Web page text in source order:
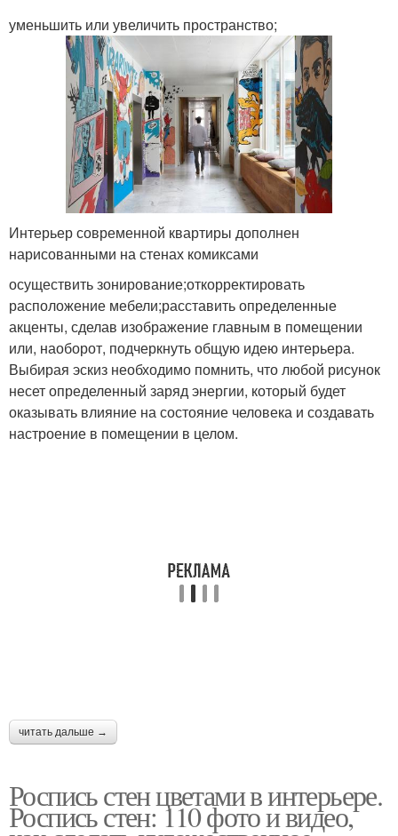
Абстрактные картины
Абстракция в
интерьере
Картины на стене Картины в комнате
Стен с картинами Картины на стенке
Композиции из картин
уменьшить или увеличить пространство;
Интерьер современной квартиры дополнен
нарисованными на стенах комиксами
осуществить зонирование;откорректировать
расположение мебели;расставить определенные
акценты, сделав изображение главным в помещении
или, наоборот, подчеркнуть общую идею интерьера.
Выбирая эскиз необходимо помнить, что любой рисунок
несет определенный заряд энергии, который будет
оказывать влияние на состояние человека и создавать
настроение в помещении в целом.
читать дальше →
Роспись стен цветами в интерьере.
Роспись стен: 110 фото и видео,